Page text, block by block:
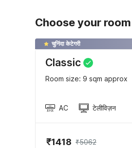
Choose your room
चुनिंदा केटेगरी
Classic
Room size: 9 sqm approx
AC टेलीविज़न
₹1418 ₹5062